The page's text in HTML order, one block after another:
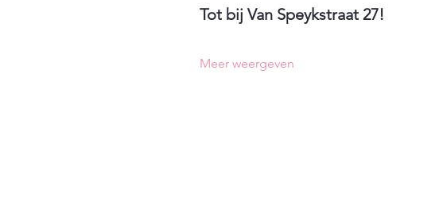
Tot bij Van Speykstraat 27!
Meer weergeven